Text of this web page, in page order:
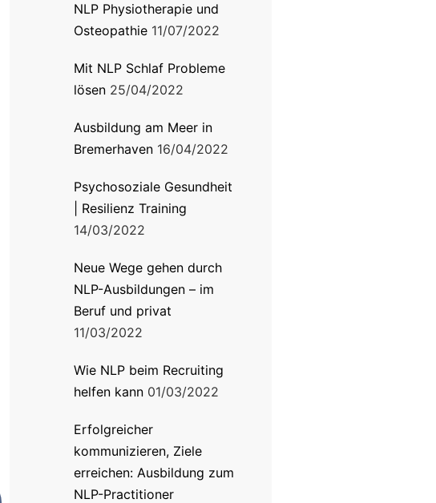
NLP Physiotherapie und
Osteopathie 11/07/2022
Mit NLP Schlaf Probleme
lösen 25/04/2022
Ausbildung am Meer in
Bremerhaven 16/04/2022
Psychosoziale Gesundheit
| Resilienz Training
14/03/2022
Neue Wege gehen durch
NLP-Ausbildungen – im
Beruf und privat
11/03/2022
Wie NLP beim Recruiting
helfen kann 01/03/2022
Erfolgreicher
kommunizieren, Ziele
erreichen: Ausbildung zum
NLP-Practitioner